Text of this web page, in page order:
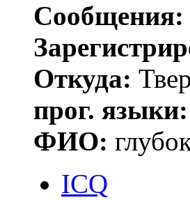
Сообщения:
Откуда:
прог. языки:
ФИО:
ICQ